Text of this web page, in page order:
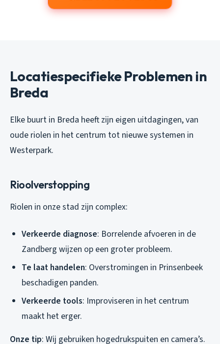
Locatiespecifieke Problemen in
Breda
Elke buurt in Breda heeft zijn eigen uitdagingen, van
oude riolen in het centrum tot nieuwe systemen in
Westerpark.
Rioolverstopping
Riolen in onze stad zijn complex:
Verkeerde diagnose: Borrelende afvoeren in de
Zandberg wijzen op een groter probleem.
Te laat handelen: Overstromingen in Prinsenbeek
beschadigen panden.
Verkeerde tools: Improviseren in het centrum
maakt het erger.
Onze tip: Wij gebruiken hogedrukspuiten en camera’s.